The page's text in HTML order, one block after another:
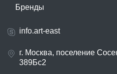
Бренды
info.art-east
г. Москва, поселение
389Бс2